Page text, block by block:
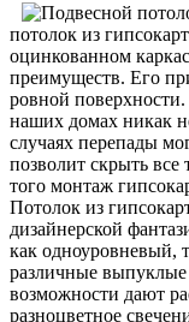
потолок из
оцинкованном
преимуществ. Его
ровной
наших домах никак
случаях перепады
позволит скрыть
того монтаж
Потолок из
дизайнерской
как одноуровневый,
различные
возможности дают
разноцветное